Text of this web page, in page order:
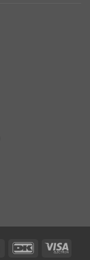
Credit
DanKort Visa